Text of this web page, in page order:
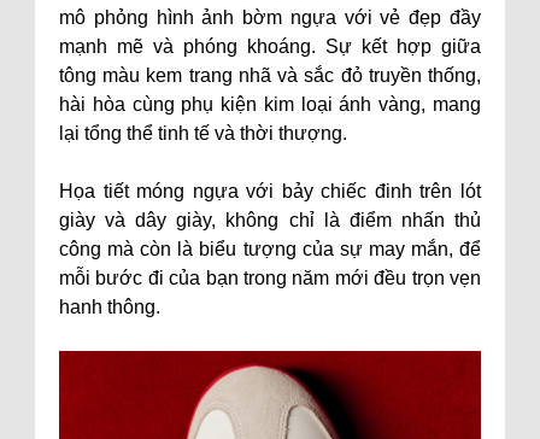
mô phỏng hình ảnh bờm ngựa với vẻ đẹp đầy
mạnh mẽ và phóng khoáng. Sự kết hợp giữa
tông màu kem trang nhã và sắc đỏ truyền thống,
hài hòa cùng phụ kiện kim loại ánh vàng, mang
lại tổng thể tinh tế và thời thượng.
Họa tiết móng ngựa với bảy chiếc đinh trên lót
giày và dây giày, không chỉ là điểm nhấn thủ
công mà còn là biểu tượng của sự may mắn, để
mỗi bước đi của bạn trong năm mới đều trọn vẹn
hanh thông.